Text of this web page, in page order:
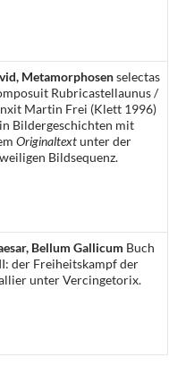
Metamorphosenselectas
Rubricastellaunus /
Martin Frei (Klett 1996)
Bildergeschichten mit
Originaltextunter der
Bildsequenz.
Bellum Gallicum Buch
der Freiheitskampf der
unter Vercingetorix.